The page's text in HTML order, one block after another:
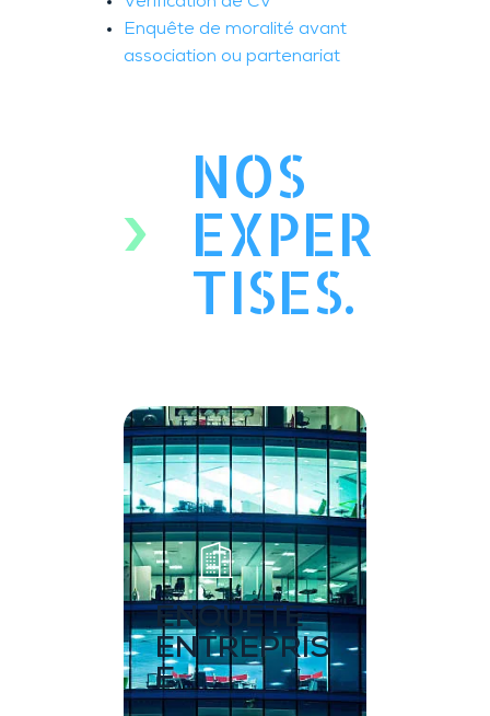
Enquête de moralité avant
association ou partenariat
NOS
EXPER
TISES.
ENQUÊTE
ENTREPRIS
E